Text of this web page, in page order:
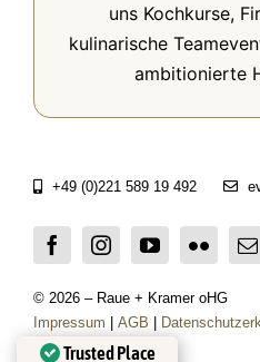
uns Kochkurse,
kulinarische
ambitionierte
+49 (0)221 589 19 492
© 2026 – Raue + Kramer oHG
Impressum
AGB
Trusted Place